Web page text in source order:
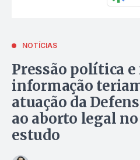
NOTÍCIAS
Pressão política
informação
atuação da
ao aborto legal
estudo